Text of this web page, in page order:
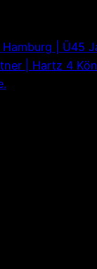
| Ü45
| Hartz 4